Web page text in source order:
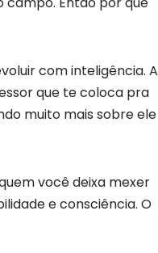
com inteligência. A
que te coloca pra
muito mais sobre ele
você deixa mexer
e consciência. O